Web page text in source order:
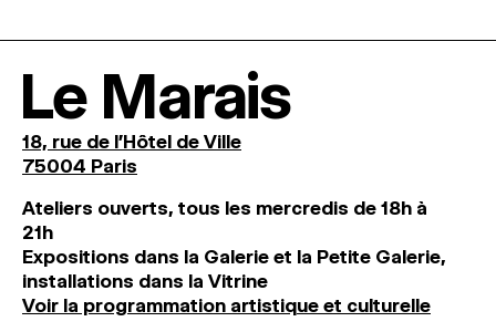
Le Marais
18, rue de l'Hôtel de Ville
75004 Paris
Ateliers ouverts, tous les mercredis de 18h à
21h
Expositions dans la Galerie et la Petite Galerie,
installations dans la Vitrine
Voir la programmation artistique et culturelle